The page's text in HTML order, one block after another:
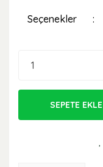
Seçenekler
SEPETE EKLE